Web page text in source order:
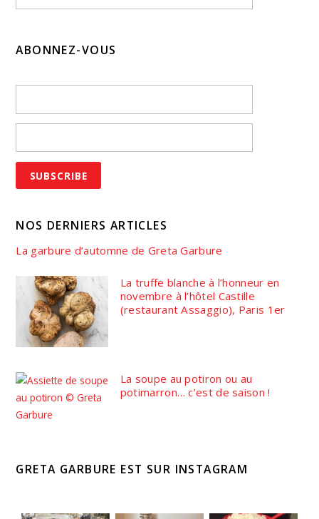
ABONNEZ-VOUS
NOS DERNIERS ARTICLES
La garbure d’automne de Greta Garbure
La truffe blanche à l’honneur en
novembre à l’hôtel Castille
(restaurant Assaggio), Paris 1er
La soupe au potiron ou au
potimarron… c’est de saison !
GRETA GARBURE EST SUR INSTAGRAM